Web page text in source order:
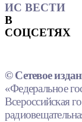
ИС ВЕСТИ
В
СОЦСЕТЯХ
© Сетевое
«Федеральное
Всероссийская